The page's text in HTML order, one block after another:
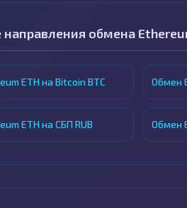
обмена
ETH на Bitcoin BTC Обмен
ETH на СБП RUB Обмен